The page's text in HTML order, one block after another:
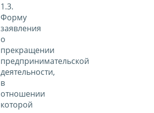
1.3.
Форму
заявления
о
прекращении
предпринимательской
деятельности,
в
отношении
которой